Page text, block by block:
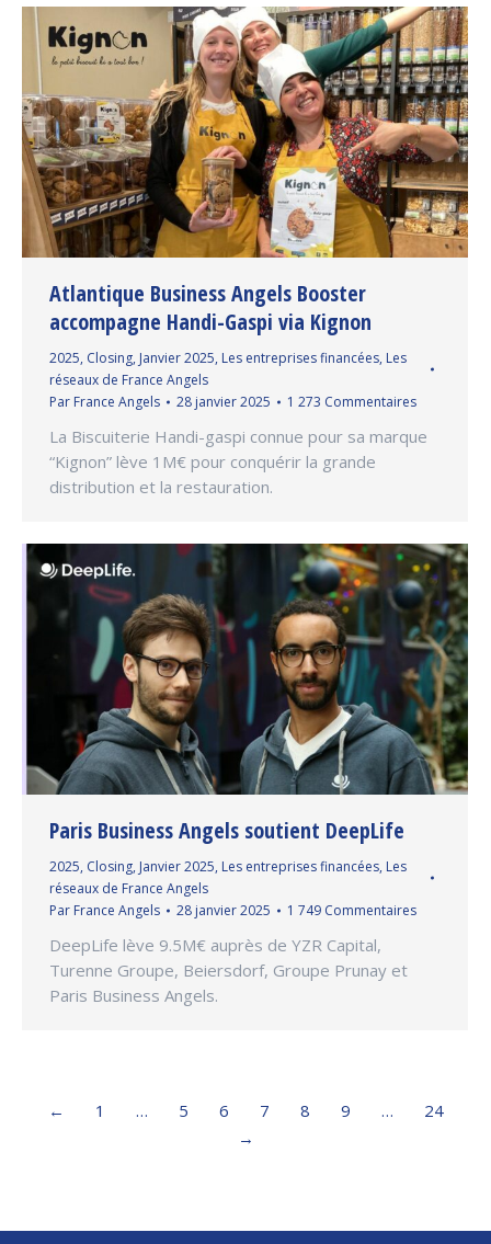
Atlantique Business Angels Booster
accompagne Handi-Gaspi via Kignon
2025, Closing, Janvier 2025, Les entreprises financées, Les
réseaux de France Angels
Par France Angels 28 janvier 2025 1 273 Commentaires
La Biscuiterie Handi-gaspi connue pour sa marque
“Kignon” lève 1M€ pour conquérir la grande
distribution et la restauration.
Paris Business Angels soutient DeepLife
2025, Closing, Janvier 2025, Les entreprises financées, Les
réseaux de France Angels
Par France Angels 28 janvier 2025 1 749 Commentaires
DeepLife lève 9.5M€ auprès de YZR Capital,
Turenne Groupe, Beiersdorf, Groupe Prunay et
Paris Business Angels.
← 1 … 5 6 7 8 9 …
24
→